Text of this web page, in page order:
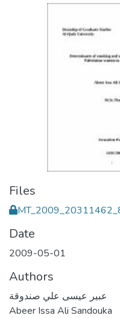
Files
Date
2009-05-01
Authors
عبير عيسى علي صندوقة
Abeer Issa Ali Sandouka